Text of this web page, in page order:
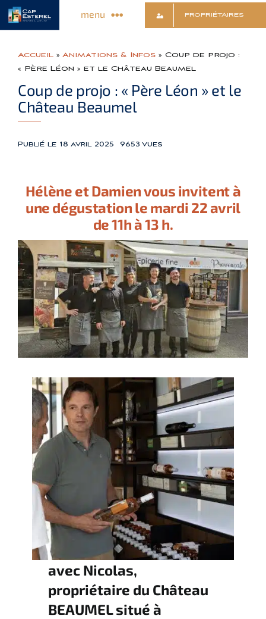
Passer
au
menu
Commerces & Services
Animations & Infos
Culture & Loisirs
Contact
Italiano
English
Deutsch
PROPRIÉTAIRES
Accueil» Animations & Infos» Coup de projo :
« Père Léon » et le Château Beaumel
Coup de projo : « Père Léon » et le
Château Beaumel
Publié le 18 avril 2025 9653 vues
Hélène et Damien vous invitent à
une dégustation le mardi 22 avril
de 11h à 13 h.
avec Nicolas,
propriétaire du Château
BEAUMEL situé à